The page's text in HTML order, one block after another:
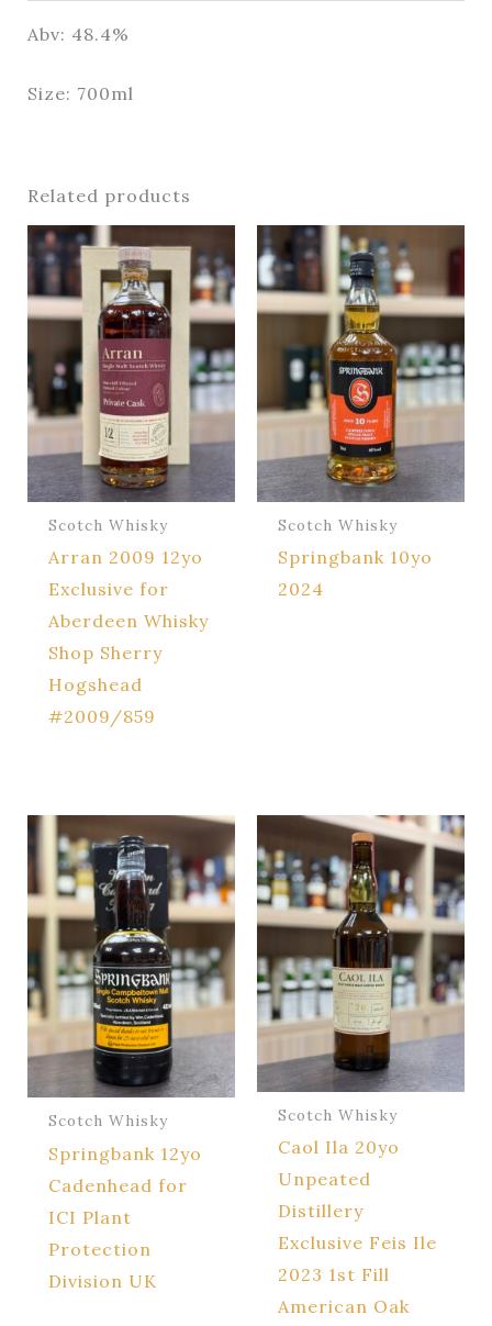
Abv: 48.4%
Size: 700ml
Related products
Scotch Whisky
Arran 2009 12yo
Exclusive for
Aberdeen Whisky
Shop Sherry
Hogshead
#2009/859
Scotch Whisky
Springbank 10yo
2024
Scotch Whisky
Springbank 12yo
Cadenhead for
ICI Plant
Protection
Division UK
Scotch Whisky
Caol Ila 20yo
Unpeated
Distillery
Exclusive Feis Ile
2023 1st Fill
American Oak